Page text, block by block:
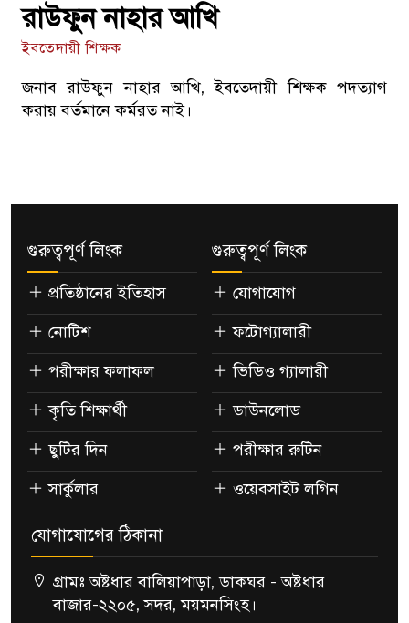
রাউফুন নাহার আখি
ইবতেদায়ী শিক্ষক
জনাব রাউফুন নাহার আখি, ইবতেদায়ী শিক্ষক পদত্যাগ
করায় বর্তমানে কর্মরত নাই।
গুরুত্বপূর্ণ লিংক
প্রতিষ্ঠানের ইতিহাস
নোটিশ
পরীক্ষার ফলাফল
কৃতি শিক্ষার্থী
ছুটির দিন
সার্কুলার
গুরুত্বপূর্ণ লিংক
যোগাযোগ
ফটোগ্যালারী
ভিডিও গ্যালারী
ডাউনলোড
পরীক্ষার রুটিন
ওয়েবসাইট লগিন
যোগাযোগের ঠিকানা
গ্রামঃ অষ্টধার বালিয়াপাড়া, ডাকঘর - অষ্টধার
বাজার-২২০৫, সদর, ময়মনসিংহ।